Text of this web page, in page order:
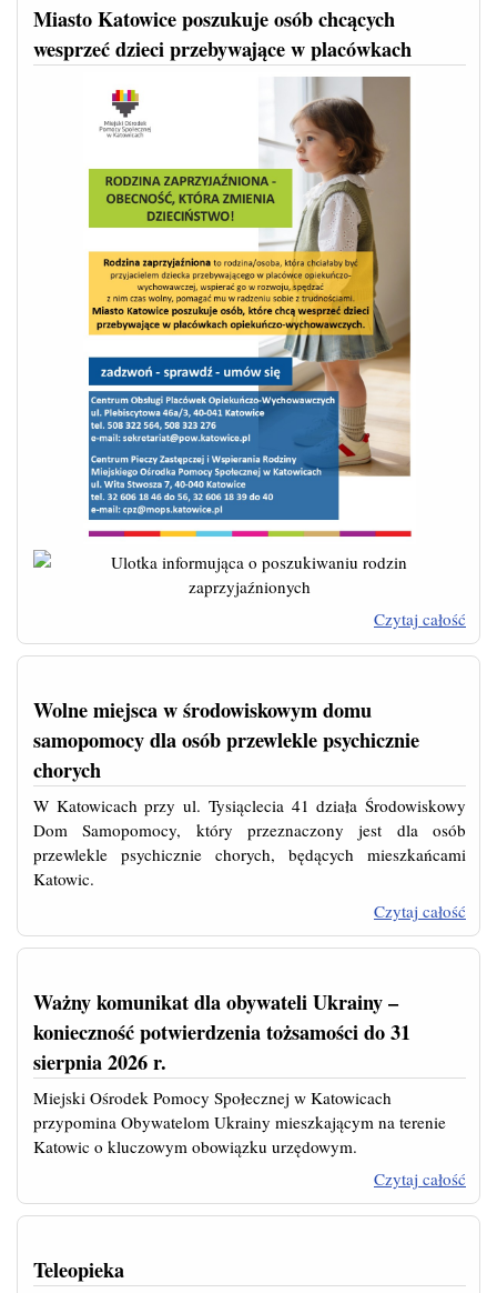
Miasto Katowice poszukuje osób chcących
wesprzeć dzieci przebywające w placówkach
Czytaj całość
Wolne miejsca w środowiskowym domu
samopomocy dla osób przewlekle psychicznie
chorych
W Katowicach przy ul. Tysiąclecia 41 działa Środowiskowy
Dom Samopomocy, który przeznaczony jest dla osób
przewlekle psychicznie chorych, będących mieszkańcami
Katowic.
Czytaj całość
Ważny komunikat dla obywateli Ukrainy –
konieczność potwierdzenia tożsamości do 31
sierpnia 2026 r.
Miejski Ośrodek Pomocy Społecznej w Katowicach
przypomina Obywatelom Ukrainy mieszkającym na terenie
Katowic o kluczowym obowiązku urzędowym.
Czytaj całość
Teleopieka